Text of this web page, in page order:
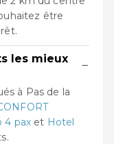
être
les mieux
−
à Pas de la
4 paxet Hotel